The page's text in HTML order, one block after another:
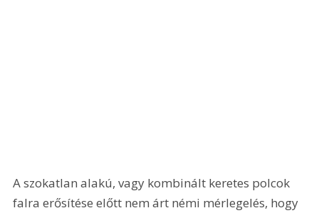
A szokatlan alakú, vagy kombinált keretes polcok
falra erősítése előtt nem árt némi mérlegelés, hogy